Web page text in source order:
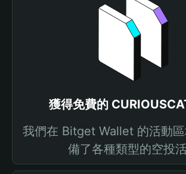
獲得免費的
我們在 Bitget Wallet 的活動
備了各種類型的空投